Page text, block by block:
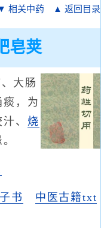
相关中药 ▲ 返回目录
皂荚
大肠
痰，为
、 烧
书
中医古籍txt